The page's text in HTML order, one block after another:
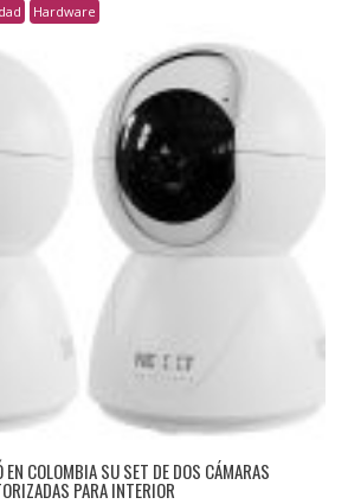
Hardware
EN COLOMBIA SU SET DE DOS CÁMARAS
PARA INTERIOR